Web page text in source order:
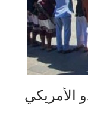
الأمريكي